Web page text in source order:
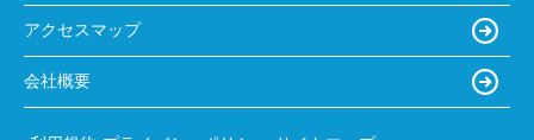
アクセスマップ
会社概要